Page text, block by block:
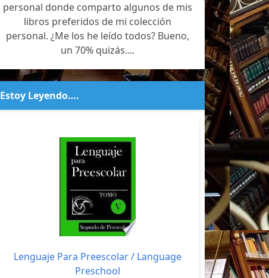
personal donde comparto algunos de mis
libros preferidos de mi colección
personal. ¿Me los he leído todos? Bueno,
un 70% quizás....
Estoy Leyendo….
Lenguaje Para Preescolar / Language
Preschool